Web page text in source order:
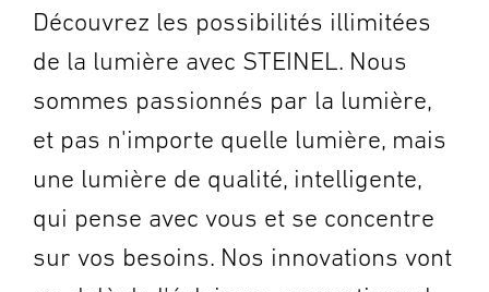
Découvrez les possibilités illimitées
de la lumière avec STEINEL. Nous
sommes passionnés par la lumière,
et pas n'importe quelle lumière, mais
une lumière de qualité, intelligente,
qui pense avec vous et se concentre
sur vos besoins. Nos innovations vont